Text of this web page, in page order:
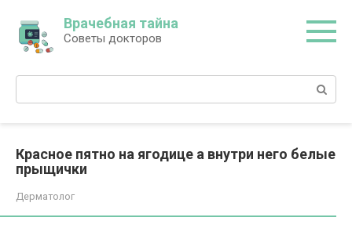
контенту
Врачебная тайна
Советы докторов
Поиск:
Красное пятно на ягодице а внутри него белые
прыщички
Дерматолог